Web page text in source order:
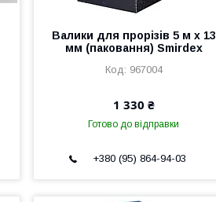
Валики для прорізів 5 м х 13
мм (паковання) Smirdex
967004
1 330 ₴
Готово до відправки
+380 (95) 864-94-03